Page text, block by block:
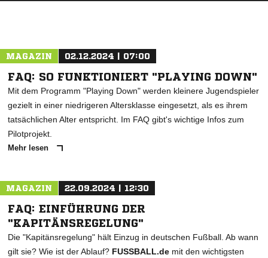
MAGAZIN 02.12.2024 | 07:00
FAQ: SO FUNKTIONIERT "PLAYING DOWN"
Mit dem Programm "Playing Down" werden kleinere Jugendspieler
gezielt in einer niedrigeren Altersklasse eingesetzt, als es ihrem
tatsächlichen Alter entspricht. Im FAQ gibt's wichtige Infos zum
Pilotprojekt.
Mehr lesen
MAGAZIN 22.09.2024 | 12:30
FAQ: EINFÜHRUNG DER
"KAPITÄNSREGELUNG"
Die "Kapitänsregelung" hält Einzug in deutschen Fußball. Ab wann
gilt sie? Wie ist der Ablauf? FUSSBALL.de mit den wichtigsten